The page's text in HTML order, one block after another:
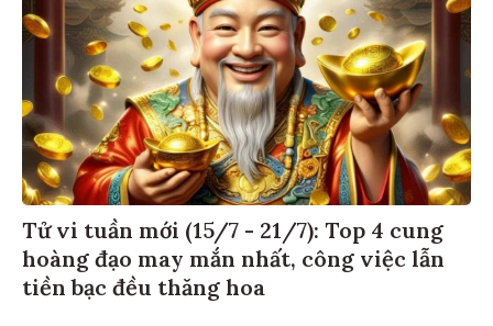
Tử vi tuần mới (15/7 - 21/7): Top 4 cung
hoàng đạo may mắn nhất, công việc lẫn
tiền bạc đều thăng hoa